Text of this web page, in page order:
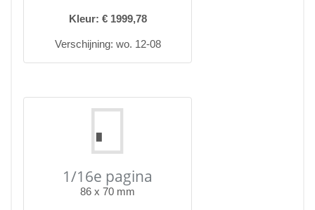
Kleur: € 1999,78
Verschijning: wo. 12-08
1/16e pagina
86 x 70 mm